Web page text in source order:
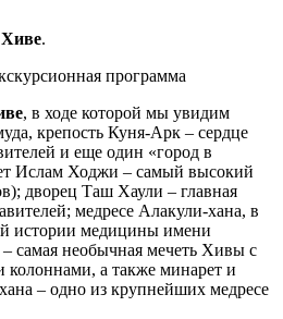
.
программа
, в ходе которой мы увидим
крепость Куня-Арк – сердце
и еще один «город в
Ислам Ходжи – самый высокий
дворец Таш Хаули – главная
медресе Алакули-хана, в
истории медицины имени
самая необычная мечеть Хивы с
а также минарет и
– одно из крупнейших медресе